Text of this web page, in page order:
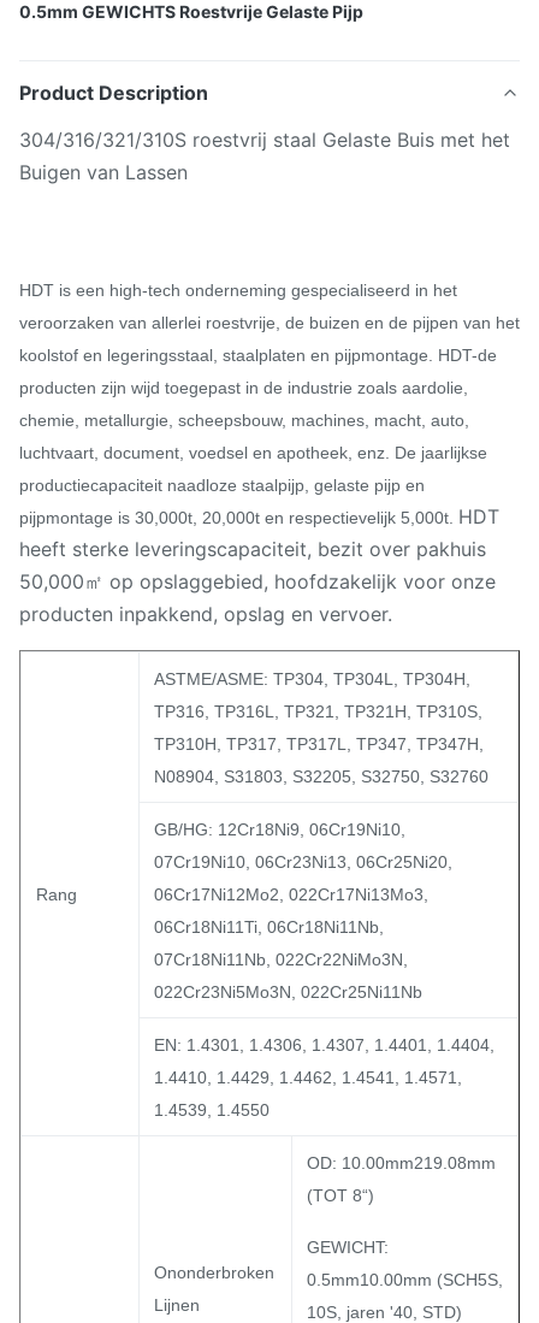
0.5mm GEWICHTS Roestvrije Gelaste Pijp
Product Description
304/316/321/310S roestvrij staal Gelaste Buis met het
Buigen van Lassen
HDT is een high-tech onderneming gespecialiseerd in het
veroorzaken van allerlei roestvrije, de buizen en de pijpen van het
koolstof en legeringsstaal, staalplaten en pijpmontage. HDT-de
producten zijn wijd toegepast in de industrie zoals aardolie,
chemie, metallurgie, scheepsbouw, machines, macht, auto,
luchtvaart, document, voedsel en apotheek, enz. De jaarlijkse
productiecapaciteit naadloze staalpijp, gelaste pijp en
pijpmontage is 30,000t, 20,000t en respectievelijk 5,000t. HDT
heeft sterke leveringscapaciteit, bezit over pakhuis
50,000㎡ op opslaggebied, hoofdzakelijk voor onze
producten inpakkend, opslag en vervoer.
Rang
ASTME/ASME: TP304, TP304L, TP304H,
TP316, TP316L, TP321, TP321H, TP310S,
TP310H, TP317, TP317L, TP347, TP347H,
N08904, S31803, S32205, S32750, S32760
GB/HG: 12Cr18Ni9, 06Cr19Ni10,
07Cr19Ni10, 06Cr23Ni13, 06Cr25Ni20,
06Cr17Ni12Mo2, 022Cr17Ni13Mo3,
06Cr18Ni11Ti, 06Cr18Ni11Nb,
07Cr18Ni11Nb, 022Cr22NiMo3N,
022Cr23Ni5Mo3N, 022Cr25Ni11Nb
EN: 1.4301, 1.4306, 1.4307, 1.4401, 1.4404,
1.4410, 1.4429, 1.4462, 1.4541, 1.4571,
1.4539, 1.4550
Ononderbroken
Lijnen
OD: 10.00mm219.08mm
(TOT 8“)
GEWICHT:
0.5mm10.00mm (SCH5S,
10S, jaren '40, STD)